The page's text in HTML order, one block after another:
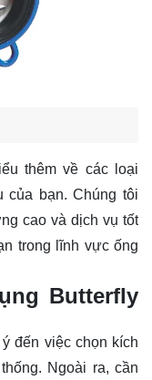
thêm về các loại
của bạn. Chúng tôi
cao và dịch vụ tốt
trong lĩnh vực ống
Butterfly
đến việc chọn kích
Ngoài ra, cần